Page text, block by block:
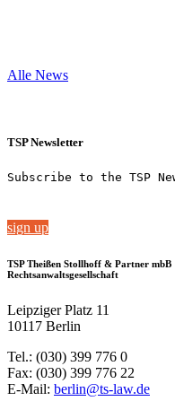
Alle News
TSP Newsletter
Subscribe to the TSP
sign up
TSP Theißen Stollhoff & Partner mbB
Rechtsanwaltsgesellschaft
Leipziger Platz 11
10117 Berlin
Tel.: (030) 399 776 0
Fax: (030) 399 776 22
E-Mail: berlin@ts-law.de